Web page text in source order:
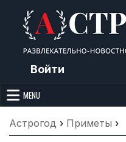
content
Войти
Астрогод:
Лунный
Что нельзя
приметы, точный гороскоп
MENU
Астрогод › Приметы ›